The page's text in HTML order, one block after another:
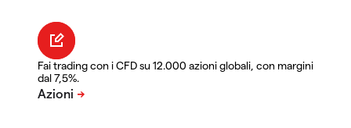
Fai trading con i CFD su 12.000 azioni globali, con margini
dal 7,5%.